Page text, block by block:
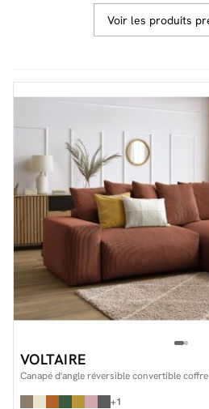
Aide et contact
Conseil sur mesure
Mieux nous connaître
Voir les produits
VOLTAIRE
Canapé d'angle réversible convertible coffre
+1